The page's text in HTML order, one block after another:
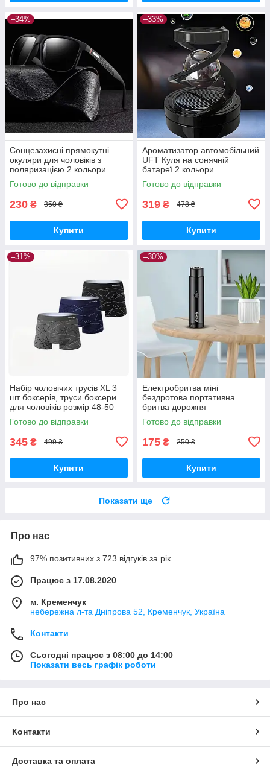
–34%
Сонцезахисні прямокутні
окуляри для чоловіків з
поляризацією 2 кольори
Готово до відправки
230 ₴ 350 ₴
Купити
–33%
Ароматизатор автомобільний
UFT Куля на сонячній
батареї 2 кольори
Готово до відправки
319 ₴ 478 ₴
Купити
–31%
Набір чоловічих трусів ХL 3
шт боксерів, труси боксери
для чоловіків розмір 48-50
Готово до відправки
345 ₴ 499 ₴
Купити
–30%
Електробритва міні
бездротова портативна
бритва дорожня
Готово до відправки
175 ₴ 250 ₴
Купити
Показати ще
Про нас
97% позитивних з 723 відгуків за рік
Працює з 17.08.2020
м. Кременчук
небережна л-та Дніпрова 52, Кременчук, Україна
Контакти
Сьогодні працює з 08:00 до 14:00
Показати весь графік роботи
Про нас
Контакти
Доставка та оплата